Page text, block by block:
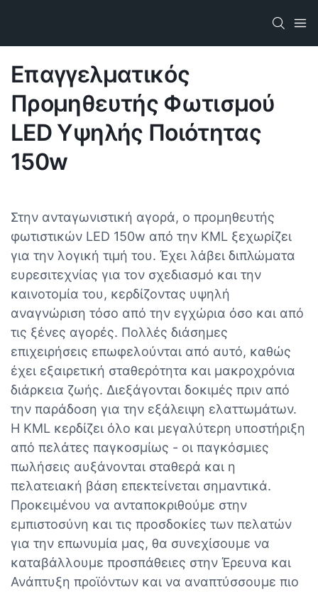
Επαγγελματικός
Προμηθευτής Φωτισμού
LED Υψηλής Ποιότητας
150w
Στην ανταγωνιστική αγορά, ο προμηθευτής
φωτιστικών LED 150w από την KML ξεχωρίζει
για την λογική τιμή του. Έχει λάβει διπλώματα
ευρεσιτεχνίας για τον σχεδιασμό και την
καινοτομία του, κερδίζοντας υψηλή
αναγνώριση τόσο από την εγχώρια όσο και από
τις ξένες αγορές. Πολλές διάσημες
επιχειρήσεις επωφελούνται από αυτό, καθώς
έχει εξαιρετική σταθερότητα και μακροχρόνια
διάρκεια ζωής. Διεξάγονται δοκιμές πριν από
την παράδοση για την εξάλειψη ελαττωμάτων.
Η KML κερδίζει όλο και μεγαλύτερη υποστήριξη
από πελάτες παγκοσμίως - οι παγκόσμιες
πωλήσεις αυξάνονται σταθερά και η
πελατειακή βάση επεκτείνεται σημαντικά.
Προκειμένου να ανταποκριθούμε στην
εμπιστοσύνη και τις προσδοκίες των πελατών
για την επωνυμία μας, θα συνεχίσουμε να
καταβάλλουμε προσπάθειες στην Έρευνα και
Ανάπτυξη προϊόντων και να αναπτύσσουμε πιο